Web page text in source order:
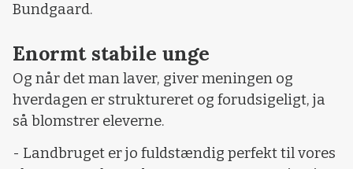
Bundgaard.
Enormt stabile unge
Og når det man laver, giver meningen og
hverdagen er struktureret og forudsigeligt, ja
så blomstrer eleverne.
- Landbruget er jo fuldstændig perfekt til vores